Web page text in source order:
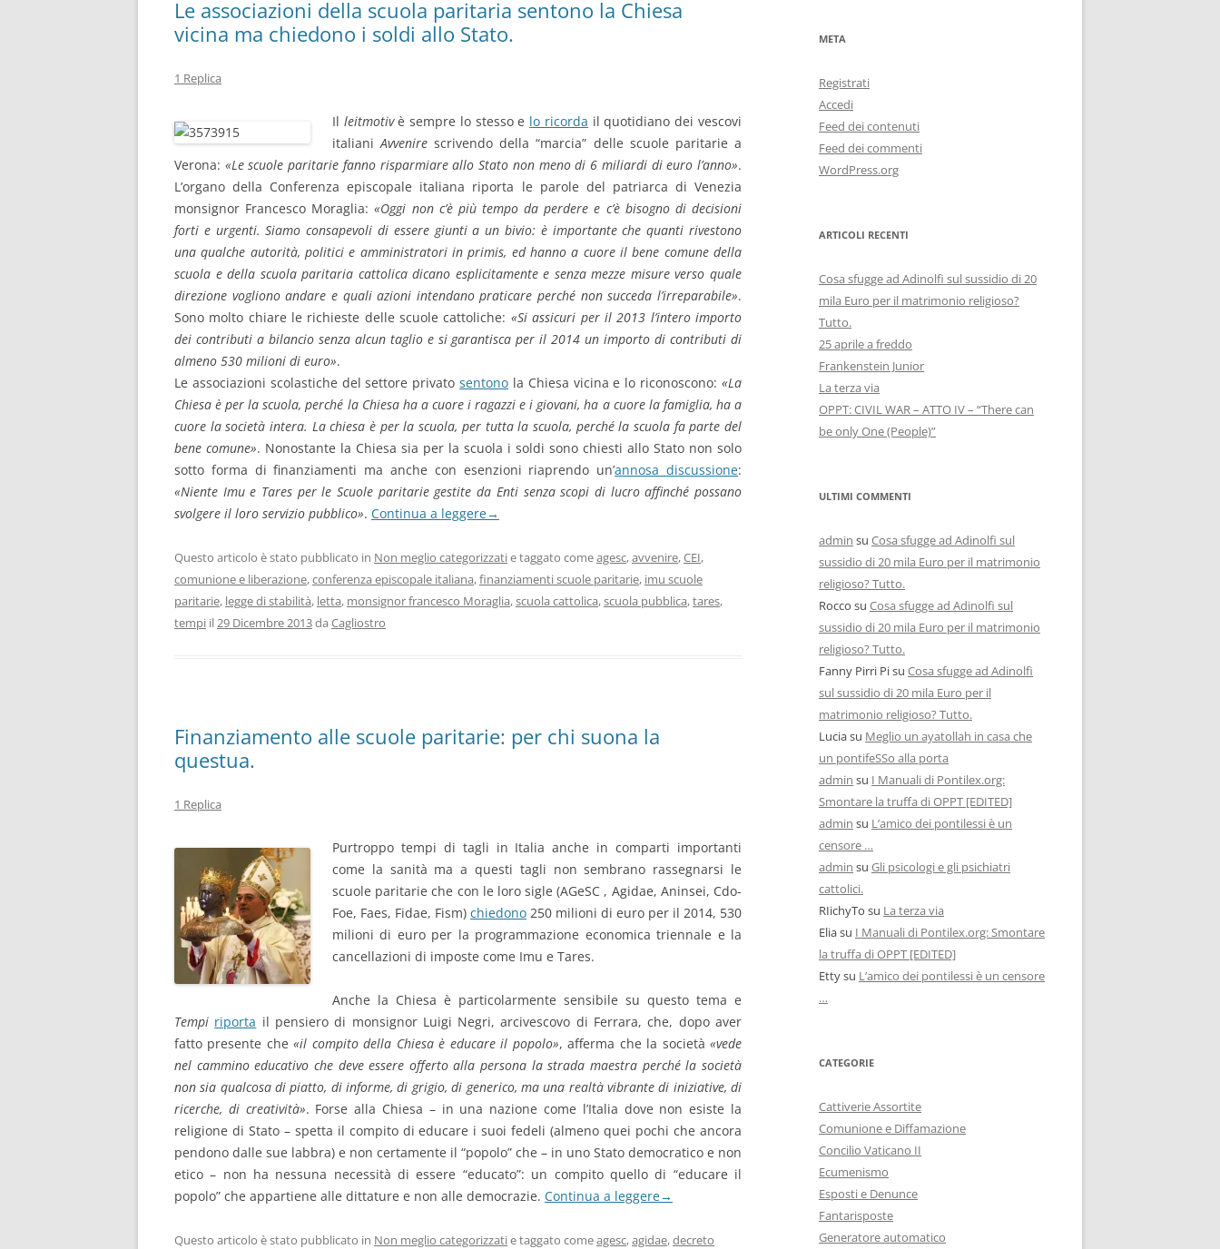
Le associazioni della scuola paritaria sentono la Chiesa
vicina ma chiedono i soldi allo Stato.
1 Replica
Il leitmotivè sempre lo stesso e lo ricorda il quotidiano dei vescovi
italianiAvvenire scrivendo della “marcia” delle scuole paritarie a
Verona: «Le scuole paritarie fanno risparmiare allo Stato non meno di 6 miliardi di euro l’anno».
L’organo della Conferenza episcopale italiana riporta le parole del patriarca di Venezia
monsignor Francesco Moraglia:«Oggi non c’è più tempo da perdere e c’è bisogno di decisioni
forti e urgenti. Siamo consapevoli di essere giunti a un bivio: è importante che quanti rivestono
una qualche autorità, politici e amministratori in primis, ed hanno a cuore il bene comune della
scuola e della scuola paritaria cattolica dicano esplicitamente e senza mezze misure verso quale
direzione vogliono andare e quali azioni intendano praticare perché non succeda l’irreparabile».
Sono molto chiare le richieste delle scuole cattoliche: «Si assicuri per il 2013 l’intero importo
dei contributi a bilancio senza alcun taglio e si garantisca per il 2014 un importo di contributi di
almeno 530 milioni di euro».
Le associazioni scolastiche del settore privatosentono la Chiesa vicina e lo riconoscono: «La
Chiesa è per la scuola, perché la Chiesa ha a cuore i ragazzi e i giovani, ha a cuore la famiglia, ha a
cuore la società intera. La chiesa è per la scuola, per tutta la scuola, perché la scuola fa parte del
bene comune». Nonostante la Chiesa sia per la scuola i soldi sono chiesti allo Stato non solo
sotto forma di finanziamenti ma anche con esenzioni riaprendo un’annosa discussione:
«Niente Imu e Tares per le Scuole paritarie gestite da Enti senza scopi di lucro affinché possano
svolgere il loro servizio pubblico». Continua a leggere→
Questo articolo è stato pubblicato in Non meglio categorizzatie taggato comeagesc,avvenire,CEI,
comunione e liberazione,conferenza episcopale italiana,finanziamenti scuole paritarie, imu scuole
paritarie, legge di stabilità, letta, monsignor francesco Moraglia,scuola cattolica,scuola pubblica,tares,
tempi il29 Dicembre 2013da Cagliostro
Finanziamento alle scuole paritarie: per chi suona la
questua.
1 Replica
Purtroppo tempi di tagli in Italia anche in comparti importanti
come la sanità ma a questi tagli non sembrano rassegnarsi le
scuole paritarie che con le loro sigle (AGeSC , Agidae, Aninsei, Cdo-
Foe, Faes, Fidae, Fism) chiedono 250 milioni di euro per il 2014, 530
milioni di euro per la programmazione economica triennale e la
cancellazioni di imposte come Imu e Tares.
Anche la Chiesa è particolarmente sensibile su questo tema e
Tempi riporta il pensiero di monsignor Luigi Negri, arcivescovo di Ferrara, che, dopo aver
fatto presente che«il compito della Chiesa è educare il popolo», afferma che la società «vede
nel cammino educativo che deve essere offerto alla persona la strada maestra perché la società
non sia qualcosa di piatto, di informe, di grigio, di generico, ma una realtà vibrante di iniziative, di
ricerche, di creatività». Forse alla Chiesa – in una nazione come l’Italia dove non esiste la
religione di Stato – spetta il compito di educare i suoi fedeli (almeno quei pochi che ancora
pendono dalle sue labbra) e non certamente il “popolo” che – in uno Stato democratico e non
etico – non ha nessuna necessità di essere “educato”: un compito quello di “educare il
popolo” che appartiene alle dittature e non alle democrazie. Continua a leggere→
Questo articolo è stato pubblicato in Non meglio categorizzatie taggato comeagesc,agidae,decreto
META
Registrati
Accedi
Feed dei contenuti
Feed dei commenti
WordPress.org
ARTICOLI RECENTI
Cosa sfugge ad Adinolfi sul sussidio di 20
mila Euro per il matrimonio religioso?
Tutto.
25 aprile a freddo
Frankenstein Junior
La terza via
OPPT: CIVIL WAR – ATTO IV – “There can
be only One (People)”
ULTIMI COMMENTI
admin su Cosa sfugge ad Adinolfi sul
sussidio di 20 mila Euro per il matrimonio
religioso? Tutto.
Rocco su Cosa sfugge ad Adinolfi sul
sussidio di 20 mila Euro per il matrimonio
religioso? Tutto.
Fanny Pirri Pisu Cosa sfugge ad Adinolfi
sul sussidio di 20 mila Euro per il
matrimonio religioso? Tutto.
Luciasu Meglio un ayatollah in casa che
un pontifeSSo alla porta
admin su I Manuali di Pontilex.org:
Smontare la truffa di OPPT [EDITED]
admin su L’amico dei pontilessi è un
censore …
admin su Gli psicologi e gli psichiatri
cattolici.
RIichyTo su La terza via
Eliasu I Manuali di Pontilex.org: Smontare
la truffa di OPPT [EDITED]
Ettysu L’amico dei pontilessi è un censore
…
CATEGORIE
Cattiverie Assortite
Comunione e Diffamazione
Concilio Vaticano II
Ecumenismo
Esposti e Denunce
Fantarisposte
Generatore automatico